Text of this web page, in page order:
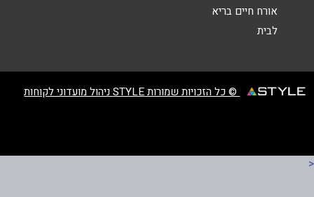
אורח חיים בריא
לבית
© כל הזכויות שמורות STYLE ניהול מועדוני לקוחות
<